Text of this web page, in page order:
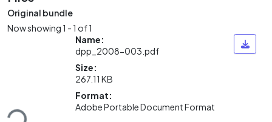
Original bundle
Now showing1 - 1 of 1
Name:
dpp_2008-003.pdf
Size:
267.11 KB
Format:
Adobe Portable Document Format